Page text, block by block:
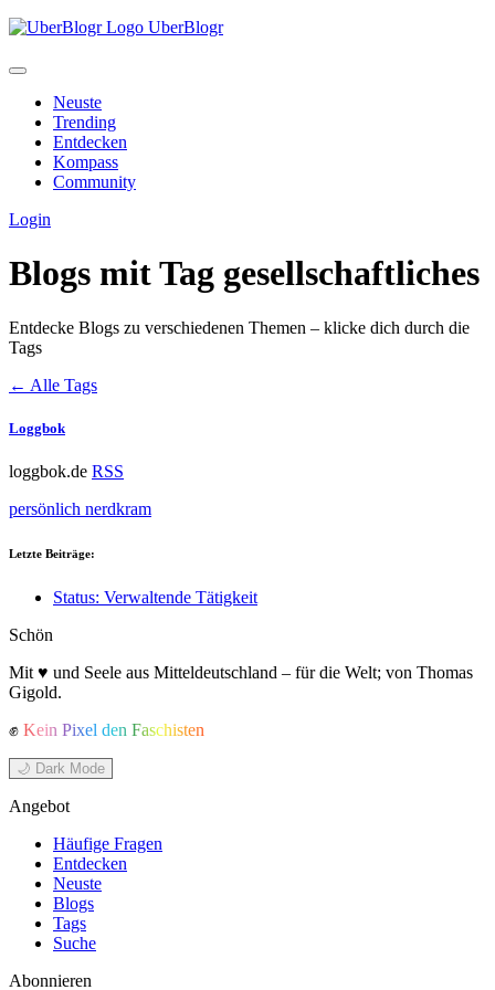
UberBlogr
Neuste
Trending
Entdecken
Kompass
Community
Login
Blogs mit Tag gesellschaftliches
Entdecke Blogs zu verschiedenen Themen – klicke dich durch die
Tags
← Alle Tags
Loggbok
loggbok.de RSS
persönlich nerdkram
Letzte Beiträge:
Status: Verwaltende Tätigkeit
Schön
Mit ♥ und Seele aus Mitteldeutschland – für die Welt; von Thomas
Gigold.
✊ Kein Pixel den Faschisten
🌙 Dark Mode
Angebot
Häufige Fragen
Entdecken
Neuste
Blogs
Tags
Suche
Abonnieren